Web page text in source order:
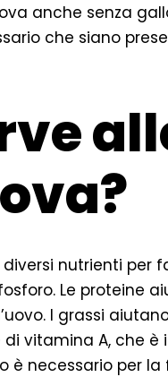
anche senza
che siano
nutrienti per
Le proteine
I grassi
di vitamina A, che
è necessario per